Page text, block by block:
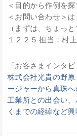
＜目的から作例を
＜お問い合わせ＞は
（まずは、ちょっ
１２２５ 担当：村上
「お客さまインタ
株式会社光貴の野
ージャーから真珠
工業所との出会い
くまでの経緯など